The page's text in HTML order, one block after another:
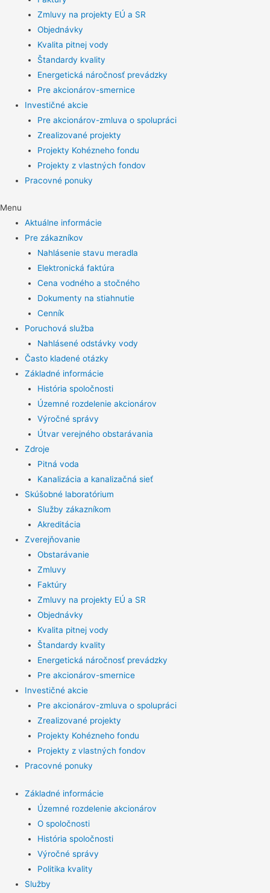
Zmluvy na projekty EÚ a SR
Objednávky
Kvalita pitnej vody
Štandardy kvality
Energetická náročnosť prevádzky
Pre akcionárov-smernice
Investičné akcie
Pre akcionárov-zmluva o spolupráci
Zrealizované projekty
Projekty Kohézneho fondu
Projekty z vlastných fondov
Pracovné ponuky
Menu
Aktuálne informácie
Pre zákazníkov
Nahlásenie stavu meradla
Elektronická faktúra
Cena vodného a stočného
Dokumenty na stiahnutie
Cenník
Poruchová služba
Nahlásené odstávky vody
Často kladené otázky
Základné informácie
História spoločnosti
Územné rozdelenie akcionárov
Výročné správy
Útvar verejného obstarávania
Zdroje
Pitná voda
Kanalizácia a kanalizačná sieť
Skúšobné laboratórium
Služby zákazníkom
Akreditácia
Zverejňovanie
Obstarávanie
Zmluvy
Faktúry
Zmluvy na projekty EÚ a SR
Objednávky
Kvalita pitnej vody
Štandardy kvality
Energetická náročnosť prevádzky
Pre akcionárov-smernice
Investičné akcie
Pre akcionárov-zmluva o spolupráci
Zrealizované projekty
Projekty Kohézneho fondu
Projekty z vlastných fondov
Pracovné ponuky
Základné informácie
Územné rozdelenie akcionárov
O spoločnosti
História spoločnosti
Výročné správy
Politika kvality
Služby